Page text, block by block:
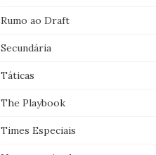
Rumo ao Draft
Secundária
Táticas
The Playbook
Times Especiais